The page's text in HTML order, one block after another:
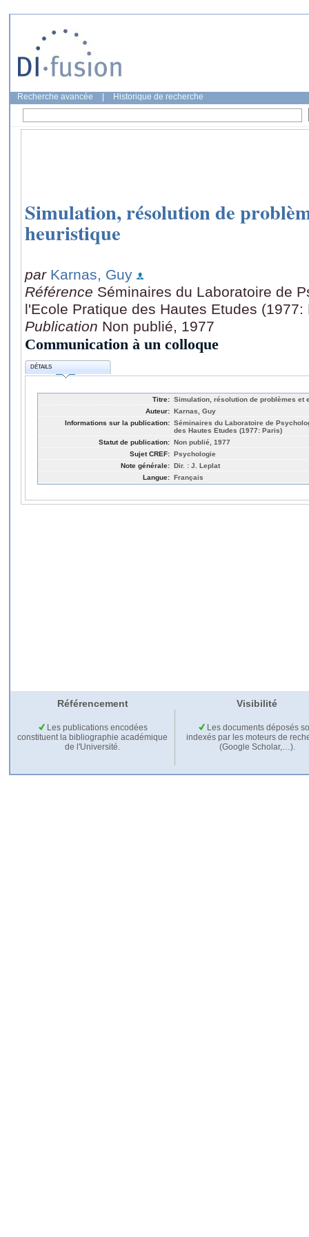
Recherche avancée Historique de recherche
Simulation, résolution de
heuristique
par Karnas, Guy
Référence Séminaires du Laboratoire de
l'Ecole Pratique des Hautes Etudes (1977:
Publication Non publié, 1977
Communication à un colloque
DÉTAILS
Titre: Simulation, résolution de problèmes et
Auteur: Karnas, Guy
Informations sur la publication: Séminaires du Laboratoire de
des Hautes Etudes (1977: Paris)
Statut de publication: Non publié, 1977
Sujet CREF: Psychologie
Note générale: Dir. : J. Leplat
Langue: Français
Référencement Visibilité
Les publications encodées
constituent la bibliographie académique
de l'Université.
Les documents déposés
indexés par les moteurs de
(Google Scholar,…).